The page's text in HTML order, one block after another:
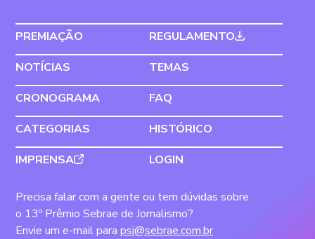
PREMIAÇÃO
REGULAMENTO
NOTÍCIAS
TEMAS
CRONOGRAMA
FAQ
CATEGORIAS
HISTÓRICO
IMPRENSA
LOGIN
Precisa falar com a gente ou tem dúvidas sobre
o 13º Prêmio Sebrae de Jornalismo?
Envie um e-mail para psj@sebrae.com.br